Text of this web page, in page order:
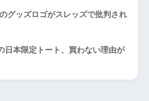
グッズロゴがスレッズで批判され
日本限定トート、買わない理由が